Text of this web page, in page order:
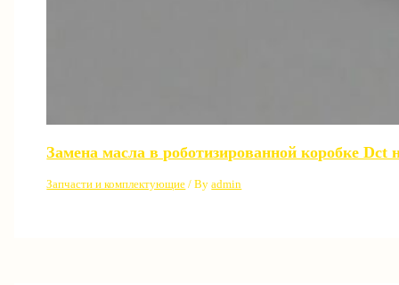
Замена масла в роботизированной коробке
Запчасти и комплектующие / Byadmin